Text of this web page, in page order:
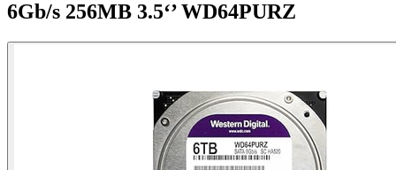
6Gb/s 256MB 3.5‘’ WD64PURZ